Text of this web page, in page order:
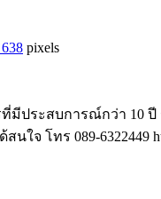
pixels
ระสบการณ์กว่า 10
ร 089-6322449